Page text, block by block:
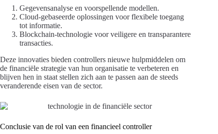
Gegevensanalyse en voorspellende modellen.
Cloud-gebaseerde oplossingen voor flexibele toegang
tot informatie.
Blockchain-technologie voor veiligere en transparantere
transacties.
Deze innovaties bieden controllers nieuwe hulpmiddelen om
de financiële strategie van hun organisatie te verbeteren en
blijven hen in staat stellen zich aan te passen aan de steeds
veranderende eisen van de sector.
Conclusie van de rol van een financieel controller